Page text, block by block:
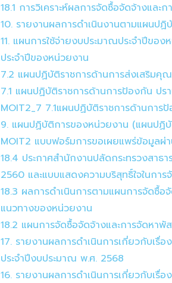
18.1 การวิเคราะห์ผลการจัดซื้อจัดจ้างแ
10. รายงานผลการดำเนินงานตามแผนป
11. แผนการใช้จ่ายงบประมาณประจำปีขอ
ประจำปีของหน่วยงาน
7.2 แผนปฏิบัติราชการด้านการส่งเสริมคุ
7.1 แผนปฏิบัติราชการด้านการป้องกัน ป
MOIT2_7 7.1แผนปฏิบัติราชการด้านกา
9. แผนปฏิบัติการของหน่วยงาน (แผนปฏิ
MOIT2 แบบฟอร์มการขอเผยแพร่ข้อมูลผ่า
18.4 ประกาศสำนักงานปลัดกระทรวงสา
2560 และแบบแสดงความบริสุทธิ์ใจในกา
18.3 ผลการดำเนินการตามแผนการจัดซื้อ
แนวทางของหน่วยงาน
18.2 แผนการจัดซื้อจัดจ้างและการจัดหา
17. รายงานผลการดำเนินการเกี่ยวกับเ
ประจำปีงบประมาณ พ.ศ. 2568
16. รายงานผลการดำเนินการเกี่ยวกับเ